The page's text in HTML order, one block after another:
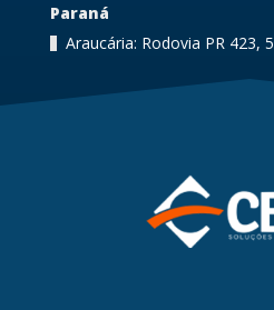
Paraná
Araucária: Rodovia PR 423,